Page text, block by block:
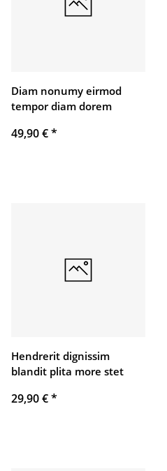
Diam nonumy eirmod
tempor diam dorem
49,90 €*
Hendrerit dignissim
blandit plita more stet
29,90 €*